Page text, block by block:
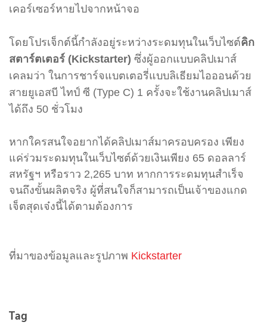
เคอร์เซอร์หายไปจากหน้าจอ
โดยโปรเจ็กต์นี้กำลังอยู่ระหว่างระดมทุนในเว็บไซต์คิก
สตาร์ตเตอร์ (Kickstarter) ซึ่งผู้ออกแบบคลิปเมาส์
เคลมว่า ในการชาร์จแบตเตอรี่แบบลิเธียมไอออนด้วย
สายยูเอสบี ไทป์ ซี (Type C) 1 ครั้งจะใช้งานคลิปเมาส์
ได้ถึง 50 ชั่วโมง
หากใครสนใจอยากได้คลิปเมาส์มาครอบครอง เพียง
แค่ร่วมระดมทุนในเว็บไซต์ด้วยเงินเพียง 65 ดอลลาร์
สหรัฐฯ หรือราว 2,265 บาท หากการระดมทุนสำเร็จ
จนถึงขั้นผลิตจริง ผู้ที่สนใจก็สามารถเป็นเจ้าของแกด
เจ็ตสุดเจ๋งนี้ได้ตามต้องการ
ที่มาของข้อมูลและรูปภาพ Kickstarter
Tag